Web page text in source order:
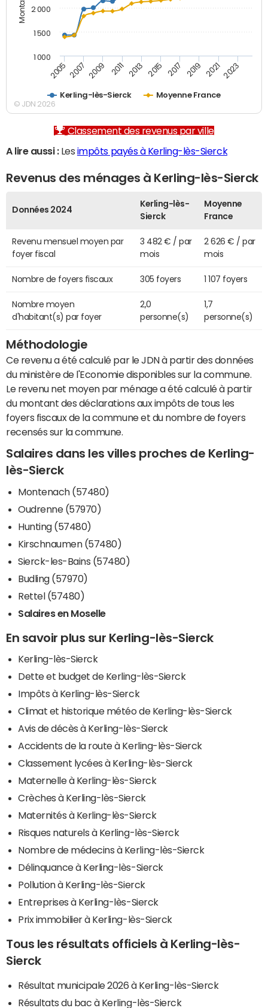
Kerling-lès-Sierck Moyenne France
2005 2007 2009 2011 2013 2015 2017 2019 2021 2023
1 000
1 500
2 000
© JDN 2026
Classement des revenus par ville
A lire aussi :Les impôts payés à Kerling-lès-Sierck
Revenus des ménages à Kerling-lès-Sierck
Données 2024
Kerling-lès-
Sierck
Moyenne
France
Revenu mensuel moyen par
foyer fiscal
3 482 € / par
mois
2 626 € / par
mois
Nombre de foyers fiscaux 305 foyers 1 107 foyers
Nombre moyen
d'habitant(s) par foyer
2,0
personne(s)
1,7
personne(s)
Méthodologie
Ce revenu a été calculé par le JDN à partir des données
du ministère de l'Economie disponibles sur la commune.
Le revenu net moyen par ménage a été calculé à partir
du montant des déclarations aux impôts de tous les
foyers fiscaux de la commune et du nombre de foyers
recensés sur la commune.
Salaires dans les villes proches de Kerling-
lès-Sierck
Montenach (57480)
Oudrenne (57970)
Hunting (57480)
Kirschnaumen (57480)
Sierck-les-Bains (57480)
Budling (57970)
Rettel (57480)
Salaires en Moselle
En savoir plus sur Kerling-lès-Sierck
Kerling-lès-Sierck
Dette et budget de Kerling-lès-Sierck
Impôts à Kerling-lès-Sierck
Climat et historique météo de Kerling-lès-Sierck
Avis de décès à Kerling-lès-Sierck
Accidents de la route à Kerling-lès-Sierck
Classement lycées à Kerling-lès-Sierck
Maternelle à Kerling-lès-Sierck
Crèches à Kerling-lès-Sierck
Maternités à Kerling-lès-Sierck
Risques naturels à Kerling-lès-Sierck
Nombre de médecins à Kerling-lès-Sierck
Délinquance à Kerling-lès-Sierck
Pollution à Kerling-lès-Sierck
Entreprises à Kerling-lès-Sierck
Prix immobilier à Kerling-lès-Sierck
Tous les résultats officiels à Kerling-lès-
Sierck
Résultat municipale 2026 à Kerling-lès-Sierck
Résultats du bac à Kerling-lès-Sierck